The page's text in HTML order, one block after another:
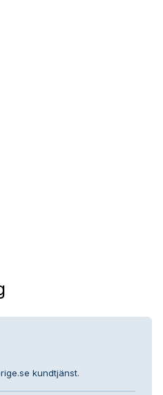
kundtjänst.